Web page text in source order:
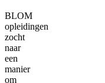
BLOM
opleidingen
zocht
naar
een
manier
om